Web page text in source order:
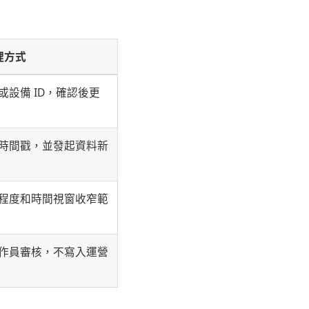
方式
設備 ID，確認後更
間戳，並發起資料新
度和時間視窗收窄範
員審核，不寫入運營